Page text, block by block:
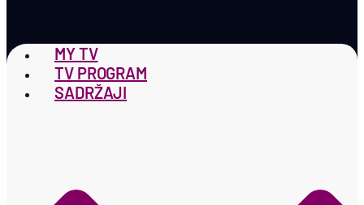
MY TV
TV PROGRAM
SADRŽAJI